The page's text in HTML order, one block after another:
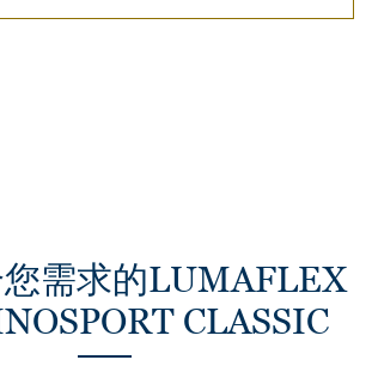
需求的LUMAFLEX
CLASSIC